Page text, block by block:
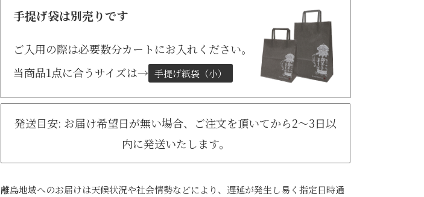
手提げ袋は別売りです
ご入用の際は必要数分カートにお入れください。
当商品1点に合うサイズは→ 手提げ紙袋（小）
発送目安: お届け希望日が無い場合、ご注文を頂いてから2～3日以
内に発送いたします。
離島地域へのお届けは天候状況や社会情勢などにより、遅延が発生し易く指定日時通